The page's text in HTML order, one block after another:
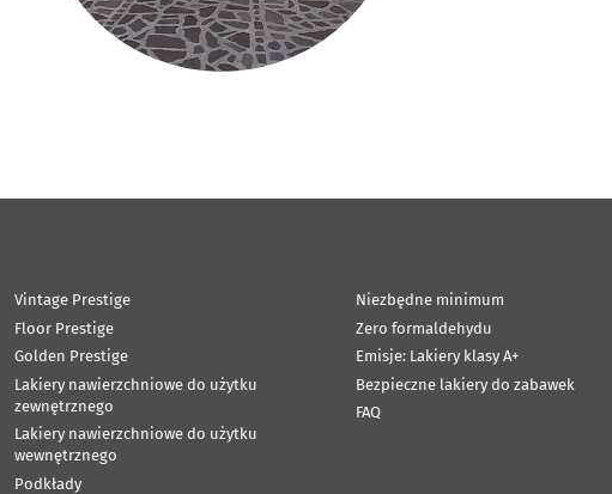
Vintage Prestige
Floor Prestige
Golden Prestige
Lakiery nawierzchniowe do użytku
zewnętrznego
Lakiery nawierzchniowe do użytku
wewnętrznego
Podkłady
Niezbędne minimum
Zero formaldehydu
Emisje: Lakiery klasy A+
Bezpieczne lakiery do zabawek
FAQ